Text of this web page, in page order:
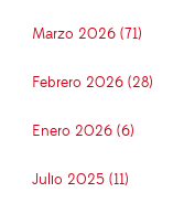
Marzo 2026 (71)
Febrero 2026 (28)
Enero 2026 (6)
Julio 2025 (11)